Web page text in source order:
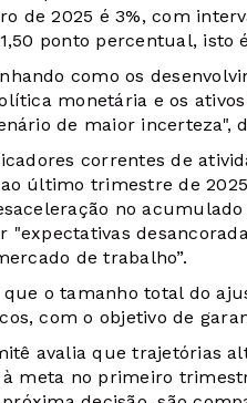
de 2025 é 3%, com
ponto percentual, isto
como os
monetária e os
de maior incerteza",
correntes de
último trimestre de
no
"expectativas
de trabalho”.
o tamanho total do
com o objetivo de
avalia que trajetórias
meta no primeiro